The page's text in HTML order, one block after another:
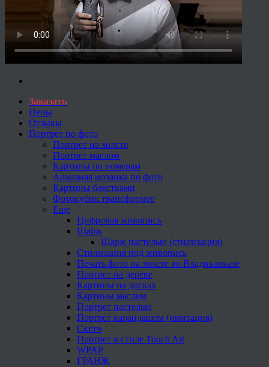
Заказать
Цены
Отзывы
Портрет по фото
Портрет на холсте
Портрет маслом
Картины по номерам
Алмазная мозаика по фото
Картины блестками
Фотокубик трансформер
Еще
Цифровая живопись
Шарж
Шарж пастелью (стилизация)
Стилизация под живопись
Печать фото на холсте во Владикавказе
Портрет на дереве
Картины на досках
Картины маслом
Портрет пастелью
Портрет карандашом (имитация)
Скетч
Портрет в стиле Touch Art
WPAP
ГРАНЖ